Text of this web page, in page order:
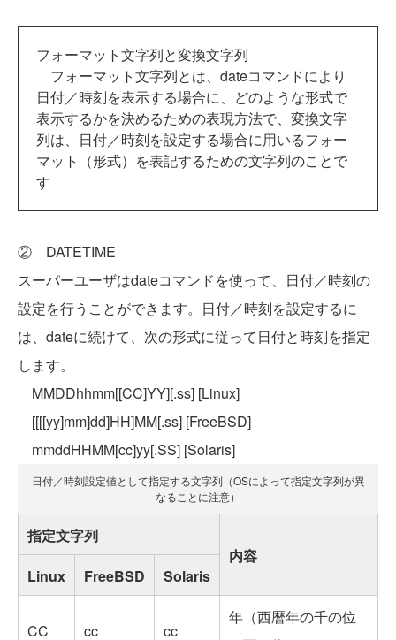
フォーマット文字列と変換文字列
フォーマット文字列とは、dateコマンドにより
日付／時刻を表示する場合に、どのような形式で
表示するかを決めるための表現方法で、変換文字
列は、日付／時刻を設定する場合に用いるフォー
マット（形式）を表記するための文字列のことで
す
② DATETIME
スーパーユーザはdateコマンドを使って、日付／時刻の
設定を行うことができます。日付／時刻を設定するに
は、dateに続けて、次の形式に従って日付と時刻を指定
します。
MMDDhhmm[[CC]YY][.ss] [Linux]
[[[[yy]mm]dd]HH]MM[.ss] [FreeBSD]
mmddHHMM[cc]yy[.SS] [Solaris]
日付／時刻設定値として指定する文字列（OSによって指定文字列が異
なることに注意）
指定文字列
内容
Linux
FreeBSD Solaris
CC cc cc
年（西暦年の千の位